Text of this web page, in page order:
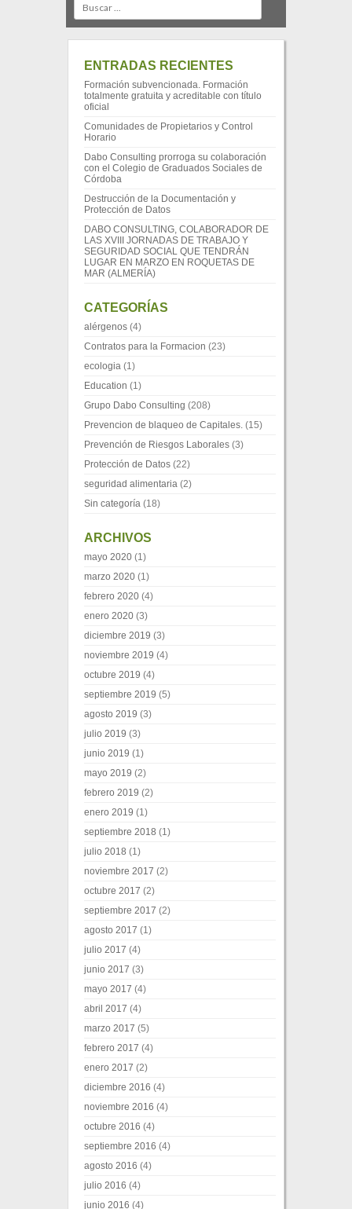
ENTRADAS RECIENTES
Formación subvencionada. Formación
totalmente gratuita y acreditable con título
oficial
Comunidades de Propietarios y Control
Horario
Dabo Consulting prorroga su colaboración
con el Colegio de Graduados Sociales de
Córdoba
Destrucción de la Documentación y
Protección de Datos
DABO CONSULTING, COLABORADOR DE
LAS XVIII JORNADAS DE TRABAJO Y
SEGURIDAD SOCIAL QUE TENDRÁN
LUGAR EN MARZO EN ROQUETAS DE
MAR (ALMERÍA)
CATEGORÍAS
alérgenos (4)
Contratos para la Formacion (23)
ecologia (1)
Education (1)
Grupo Dabo Consulting (208)
Prevencion de blaqueo de Capitales. (15)
Prevención de Riesgos Laborales (3)
Protección de Datos (22)
seguridad alimentaria (2)
Sin categoría (18)
ARCHIVOS
mayo 2020 (1)
marzo 2020 (1)
febrero 2020 (4)
enero 2020 (3)
diciembre 2019 (3)
noviembre 2019 (4)
octubre 2019 (4)
septiembre 2019 (5)
agosto 2019 (3)
julio 2019 (3)
junio 2019 (1)
mayo 2019 (2)
febrero 2019 (2)
enero 2019 (1)
septiembre 2018 (1)
julio 2018 (1)
noviembre 2017 (2)
octubre 2017 (2)
septiembre 2017 (2)
agosto 2017 (1)
julio 2017 (4)
junio 2017 (3)
mayo 2017 (4)
abril 2017 (4)
marzo 2017 (5)
febrero 2017 (4)
enero 2017 (2)
diciembre 2016 (4)
noviembre 2016 (4)
octubre 2016 (4)
septiembre 2016 (4)
agosto 2016 (4)
julio 2016 (4)
junio 2016 (4)